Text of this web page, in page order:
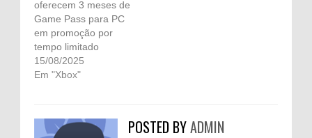
oferecem 3 meses de
Game Pass para PC
em promoção por
tempo limitado
15/08/2025
Em "Xbox"
POSTED BYADMIN